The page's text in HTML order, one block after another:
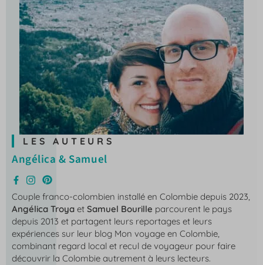
LES AUTEURS
Angélica & Samuel
Couple franco-colombien installé en Colombie depuis 2023,
Angélica Troya et Samuel Bourille parcourent le pays
depuis 2013 et partagent leurs reportages et leurs
expériences sur leur blog Mon voyage en Colombie,
combinant regard local et recul de voyageur pour faire
découvrir la Colombie autrement à leurs lecteurs.